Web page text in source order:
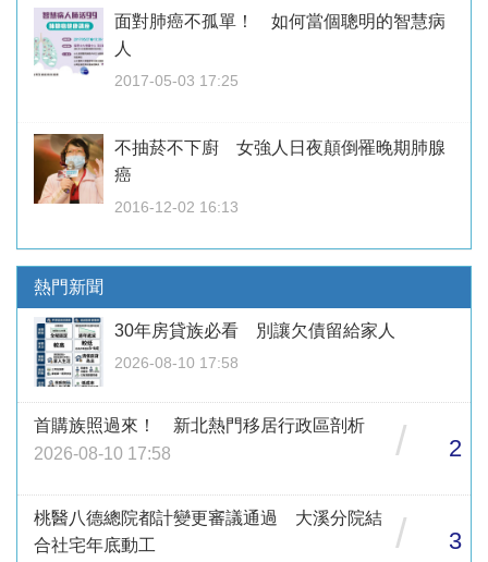
面對肺癌不孤單！ 如何當個聰明的智慧病
人
2017-05-03 17:25
不抽菸不下廚 女強人日夜顛倒罹晚期肺腺
癌
2016-12-02 16:13
熱門新聞
30年房貸族必看 別讓欠債留給家人
2026-08-10 17:58
首購族照過來！ 新北熱門移居行政區剖析
2026-08-10 17:58
/ 2
桃醫八德總院都計變更審議通過 大溪分院結
合社宅年底動工
/ 3